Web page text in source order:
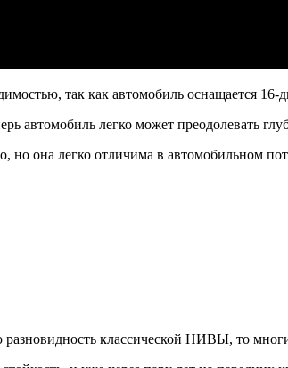
так как автомобиль оснащается
автомобиль легко может преодолевать
она легко отличима в автомобильном
разновидность классической НИВЫ, то